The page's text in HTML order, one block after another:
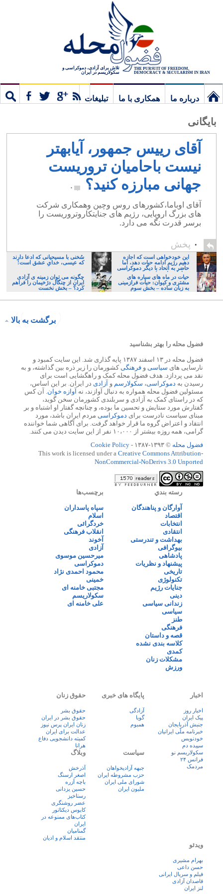
THE PURSUIT OF FREEDOM,
DEMOCRACY & SECULARISM IN IRAN
تلاش برای آزادی، دموکراسی و
سکولاریسم در ایران
درباره ما همکاری با ما
تبلیغات
بایگانی
آقای رییس جمهور، آیابهتر
نیست باحامیان تروریست
جهانی مبارزه کنید؟
۰
آقای اوباما،کشورهای روس وچین وهمکاری شرکت
های بزرگ اروپایی، رژیم های جنایتکاروتروریست را
برسر قدرت نگه می دارد.
۰ پخش
این خودخواهی است که اجازه
دهیم رژیم ادامه حیات دهد، اما
حاضر به اتحاد با دیگر دموکراسی
خواهان نباشیم!
سُخنی با مسیحیانی که ادعا دارند
که عیسی، خدایِ عشق است!
حیات در ماه های سیاره های
مشتری و کیوان: حیات فرازمینی
به زبان ساده – بخش سوم
چگونه می توان زمینه ی آزادی
ایران از چنگال دژخیمان را فراهم
کرد؟ – بخش نخست
برگشت به بالا
فضول محله را بهتر بشناسید
فضول محله در ۱۳ اسفند ۱۳۸۷ پایه گذاری شد. این سایت کمبود و
نارسایی های سیاسی و فرهنگیکشورمان را زیر ذره بین گذاشته، و به
نقد می پردازد. هدف فضول محله کمک و راهگشایی است برای
رسیدن به دموکراسی، سکولارسم و آزادی در ایران. بر این اساس،
مسئولین فضول محله همواره به دنبال آوازند، نه آوازه خوان. آن کس
که در راستای کمک به آزادی و سربلندی کشورمان سخن گوید،
گفتارش مورد ستایش و تحسین ما بوده، و چنانچه گفتار او اشتباه و بر
مبنای سیاست نادرست برای دموکراسی مردم ایران باشد، مورد
انتقاد و اعتراض گروه ما قرار خواهد گرفت. برای آگاهی شما خواننده
گرامی، همه روزه بیشتر از ۱۰،۰۰۰ نفر از این سایت دیدن می کنند.
فضول محله © ۱۳۹۳-۱۳۸۷ -
Cookie Policy
This work is licensed under a Creative Commons Attribution-
NonCommercial-NoDerivs 3.0 Unported
رسته بندي
آوارگان و پناهندگان
اقتصاد
انتخابات
انتقادی
بهداشت و تندرستی
بیوگرافی
پادشاهی
پیشنهاد و نظریات
تاریخی
تکنولوژی
جنایات رژیم
دینی
زندانی سیاسی
سیاسی
طنز
فرهنگی
قصه و داستان
کلاسه بندی نشده
کمدی
مشکلات زنان
ورزش
برچسب‌ها
سپاه پاسداران
اسلام
خردگرائی
انقلاب فرهنگی
آخوند
آزادی
میرحسین موسوی
دموکراسی
محمود احمدی نژاد
خمینی
مجتبی خامنه ای
سکولاریسم
علی خامنه ای
اخبار
اخبار روز
پيک ايران
جنبش آذربایجان
خبرنامه ملّی ایرانیان
خودنویس
سپیده دم
سکولاریسم نو
فرانس ۲۴
مردمک
پایگاه های خبری
آزادگی
گویا
همبوم
حقوق زنان
حقوق بشر
حقوق بشر در ایران
زنان ايران پرس نيوز
عدالت برای ایران
کمیته دانشجویی دفاع
هرانا
سیاست
جبهه آزادیخواهان
حزب مشروطه ایران
شورای ملی ایران
ملیون ایران
وبلاگ
آذرخش
اصغر ارسنگ
باچه آزره
حسین یزدانی
رستاخیز
عضر روشنگری
کابوس دیکتاتور
کتاب‌های ممنوعه در
ایران
گمنامیان
منتقد اسلام و ادیان
ویدئو
بهرام مشیری
حسن داعی
فيلم و سريال ايرانی
قاصدان آزادی
لنز ایران